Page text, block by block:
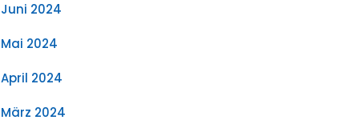
Juni 2024
Mai 2024
April 2024
März 2024